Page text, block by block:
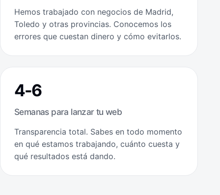
Hemos trabajado con negocios de Madrid,
Toledo y otras provincias. Conocemos los
errores que cuestan dinero y cómo evitarlos.
4-6
Semanas para lanzar tu web
Transparencia total. Sabes en todo momento
en qué estamos trabajando, cuánto cuesta y
qué resultados está dando.